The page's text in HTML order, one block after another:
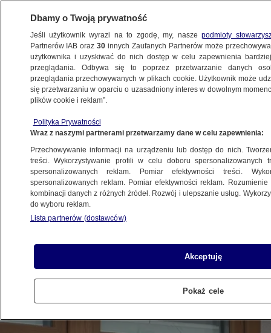
BIAŁYSTOK
gospodarcze. Groźny incydent podczas
ćwiczeń
22.05.2025, 17:07Aktualizacja: 23.05.2025, 13:30
Posłuchaj artykułu
Czyta lektor AI
Dbamy o Twoją prywatność
Jeśli użytkownik wyrazi na to zgodę, my, naszepodmioty
Partnerów IAB oraz30 innych Zaufanych Partnerów może
użytkownika i uzyskiwać do nich dostęp w celu zapewnienia
przeglądania. Odbywa się to poprzez przetwarzanie danych
przeglądania przechowywanych w plikach cookie. Użytkownik może
się przetwarzaniu w oparciu o uzasadniony interes w dowolnym
plików cookie i reklam”.
Polityka Prywatności
Wraz z naszymi partnerami przetwarzamy dane w celu zapewnienia:
Przechowywanie informacji na urządzeniu lub dostęp do nich.
treści. Wykorzystywanie profili w celu doboru spersonalizowanych
spersonalizowanych reklam. Pomiar efektywności treści.
spersonalizowanych reklam. Pomiar efektywności reklam.
kombinacji danych z różnych źródeł. Rozwój i ulepszanie usług.
do wyboru reklam.
Lista partnerów (dostawców)
Akceptuję
Pokaż cele